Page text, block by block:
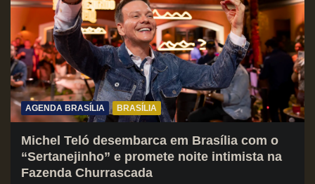
AGENDA BRASÍLIA BRASÍLIA
Michel Teló desembarca em Brasília com o
“Sertanejinho” e promete noite intimista na
Fazenda Churrascada